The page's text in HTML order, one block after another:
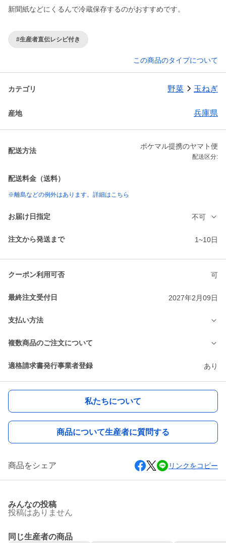
新聞紙などにくるんで冷蔵保存するのがおすすめです。
#生産者直伝レシピ付き
この商品のタイプについて
カテゴリ 野菜 玉ねぎ
産地 兵庫県
配送方法
ポケマル提携のヤマト便
配送区分:
配送料金（送料）
※離島などの例外はあります。詳細はこちら
お届け日指定 不可
注文から発送まで 1~10日
クーポン利用可否 可
最終注文受付日 2027年2月09日
支払い方法
複数商品のご注文について
適格請求書発行事業者登録 あり
私たちについて
商品について生産者に質問する
商品をシェア リンクをコピー
みんなの投稿
投稿はありません
同じ生産者の商品